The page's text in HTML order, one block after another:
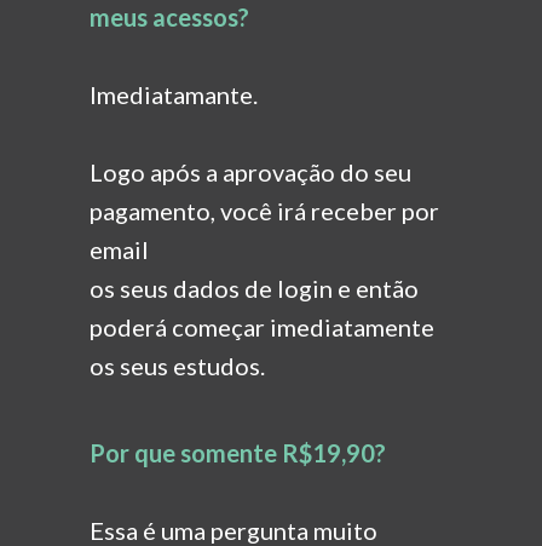
meus acessos?
Imediatamante.
Logo após a aprovação do seu
pagamento, você irá receber por
email
os seus dados de login e então
poderá começar imediatamente
os seus estudos.
Por que somente R$19,90?
Essa é uma pergunta muito